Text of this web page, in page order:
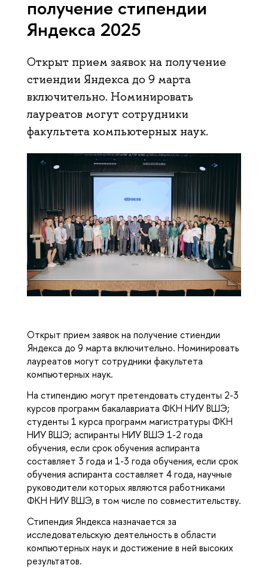
получение стипендии
Яндекса 2025
Открыт прием заявок на получение
стиендии Яндекса до 9 марта
включительно. Номинировать
лауреатов могут сотрудники
факультета компьютерных наук.
Открыт прием заявок на получение стиендии
Яндекса до 9 марта включительно. Номинировать
лауреатов могут сотрудники факультета
компьютерных наук.
На стипендию могут претендовать студенты 2-3
курсов программ бакалавриата ФКН НИУ ВШЭ;
студенты 1 курса программ магистратуры ФКН
НИУ ВШЭ; аспиранты НИУ ВШЭ 1-2 года
обучения, если срок обучения аспиранта
составляет 3 года и 1-3 года обучения, если срок
обучения аспиранта составляет 4 года, научные
руководители которых являются работниками
ФКН НИУ ВШЭ, в том числе по совместительству.
Стипендия Яндекса назначается за
исследовательскую деятельность в области
компьютерных наук и достижение в ней высоких
результатов.